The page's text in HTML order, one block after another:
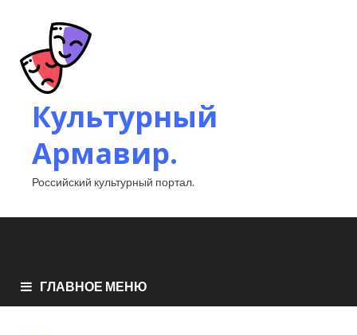
Культурный
Армавир.
Российский культурный портал.
ГЛАВНОЕ МЕНЮ